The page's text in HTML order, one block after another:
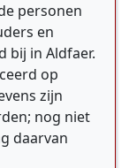
personen
en
bij in Aldfaer.
op
zijn
nog niet
daarvan